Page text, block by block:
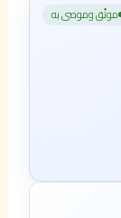
موثّق وموصى به